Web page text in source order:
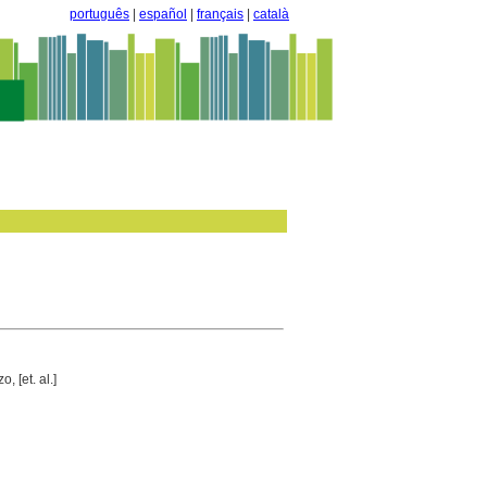
português español français català
[et. al.]